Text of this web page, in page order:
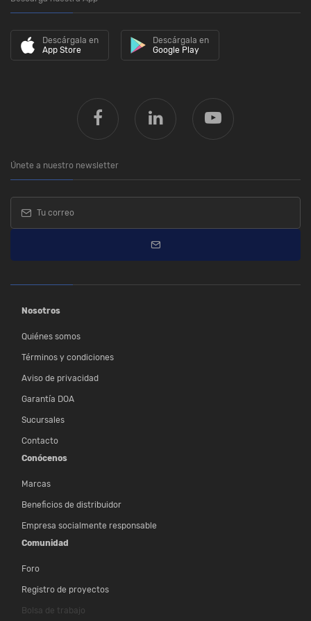
Descárgala en
App Store
Descárgala en
Google Play
Únete a nuestro newsletter
Nosotros
Quiénes somos
Términos y condiciones
Aviso de privacidad
Garantía DOA
Sucursales
Contacto
Conócenos
Marcas
Beneficios de distribuidor
Empresa socialmente responsable
Comunidad
Foro
Registro de proyectos
Bolsa de trabajo